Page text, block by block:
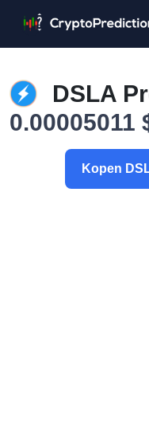
DSLA
0.00005011
Kopen